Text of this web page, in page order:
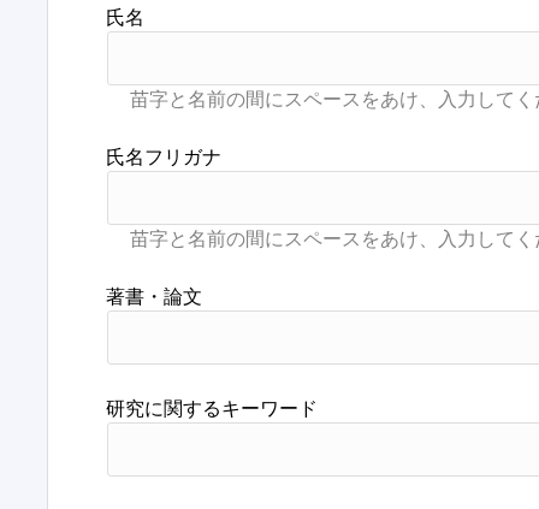
氏名
氏名フリガナ
著書・論文
研究に関するキーワード